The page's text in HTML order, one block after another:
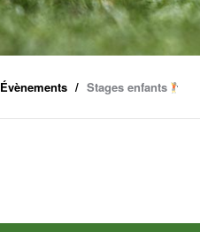
Évènements Stages enfants